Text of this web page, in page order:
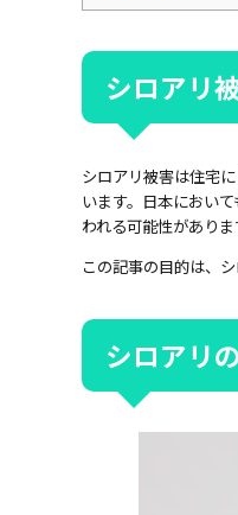
シロアリ
シロアリ被害は住宅
います。日本におい
われる可能性があり
この記事の目的は、
シロアリ